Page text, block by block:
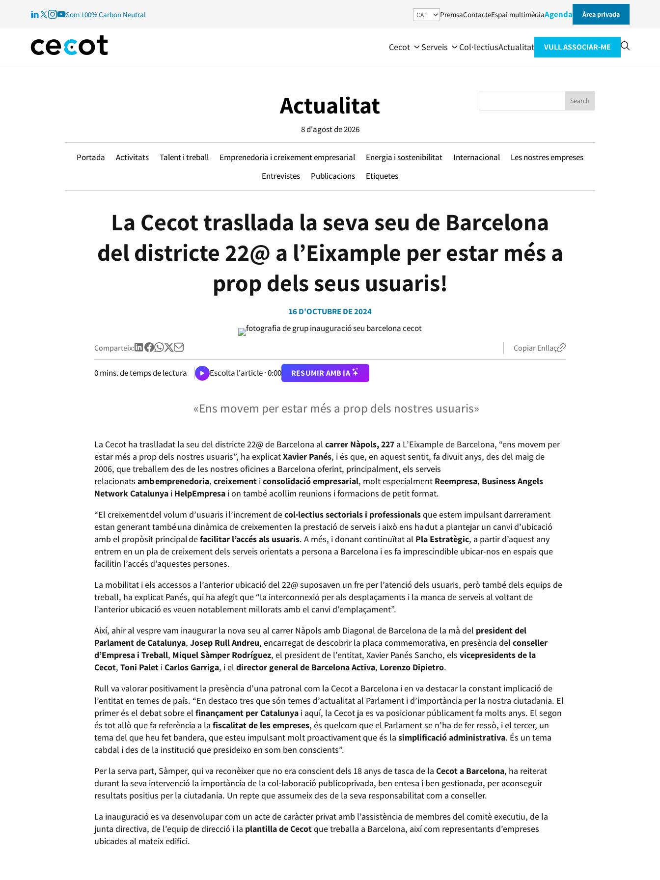
Som 100% Carbon Neutral PremsaContacteEspai multimèdiaAgenda Àrea privada
Cecot Serveis Col·lectiusActualitat VULL ASSOCIAR-ME
Actualitat
8 d'agost de 2026
Portada Activitats Talent i treball Emprenedoria i creixement empresarial Energia i sostenibilitat Internacional
Les nostres empreses
Entrevistes
Publicacions Etiquetes
La Cecot trasllada la seva seu de Barcelona
del districte 22@ a l’Eixample per estar més a
prop dels seus usuaris!
16 D'OCTUBRE DE 2024
Comparteix: Copiar Enllaç
0mins. de temps de lectura Escolta l'article ·0:00 RESUMIR AMB IA
«Ens movem per estar més a prop dels nostres usuaris»
La Cecot ha traslladat la seu del districte 22@ de Barcelona al carrer Nàpols, 227 a L’Eixample de Barcelona, “ens movem per
estar més a prop dels nostres usuaris”, ha explicatXavier Panés, i és que, en aquest sentit, fa divuit anys, des del maig de
2006, que treballem des de les nostres oficines a Barcelona oferint, principalment, els serveis
relacionats amb emprenedoria, creixement iconsolidació empresarial, molt especialment Reempresa, Business Angels
Network Catalunya i HelpEmpresa i on també acollim reunions i formacions de petit format.
“El creixement del volum d’usuaris i l’increment decol·lectius sectorials i professionalsque estem impulsant darrerament
estan generant també una dinàmica de creixement en la prestació de serveis i això ens ha dut a plantejar un canvi d’ubicació
amb el propòsit principal defacilitar l’accés als usuaris. A més, i donant continuïtat al Pla Estratègic, a partir d’aquest any
entrem en un pla de creixement dels serveis orientats a persona a Barcelona i es fa imprescindible ubicar-nos en espais que
facilitin l’accés d’aquestes persones.
La mobilitat i els accessos a l’anterior ubicació del 22@ suposaven un fre per l’atenció dels usuaris, però també dels equips de
treball, ha explicat Panés, qui ha afegit que “la interconnexió per als desplaçaments i la manca de serveis al voltant de
l’anterior ubicació es veuen notablement millorats amb el canvi d’emplaçament”.
Així, ahir al vespre vam inaugurar la nova seu al carrer Nàpols amb Diagonal de Barcelona de la mà del president del
Parlament de Catalunya, Josep Rull Andreu, encarregat de descobrir la placa commemorativa, en presència del conseller
d’Empresa i Treball, Miquel Sàmper Rodríguez, el president de l’entitat, Xavier Panés Sancho, els vicepresidents de la
Cecot, Toni Palet iCarlos Garriga, i el director general de Barcelona Activa, Lorenzo Dipietro.
Rull va valorar positivament la presència d’una patronal com la Cecot a Barcelona i en va destacar la constant implicació de
l’entitat en temes de país. “En destaco tres que són temes d’actualitat al Parlament i d’importància per la nostra ciutadania. El
primer és el debat sobre el finançament per Catalunya i aquí, la Cecot ja es va posicionar públicament fa molts anys. El segon
és tot allò que fa referència a la fiscalitat de les empreses, és quelcom que el Parlament se n’ha de fer ressò, i el tercer, un
tema del que heu fet bandera, que esteu impulsant molt proactivament que és la simplificació administrativa. És un tema
cabdal i des de la institució que presideixo en som ben conscients”.
Per la serva part, Sàmper, qui va reconèixer que no era conscient dels 18 anys de tasca de la Cecot a Barcelona, ha reiterat
durant la seva intervenció la importància de la col·laboració publicoprivada, ben entesa i ben gestionada, per aconseguir
resultats positius per la ciutadania. Un repte que assumeix des de la seva responsabilitat com a conseller.
La inauguració es va desenvolupar com un acte de caràcter privat amb l’assistència de membres del comitè executiu, de la
junta directiva, de l’equip de direcció i la plantilla de Cecotque treballa a Barcelona, així com representants d’empreses
ubicades al mateix edifici.